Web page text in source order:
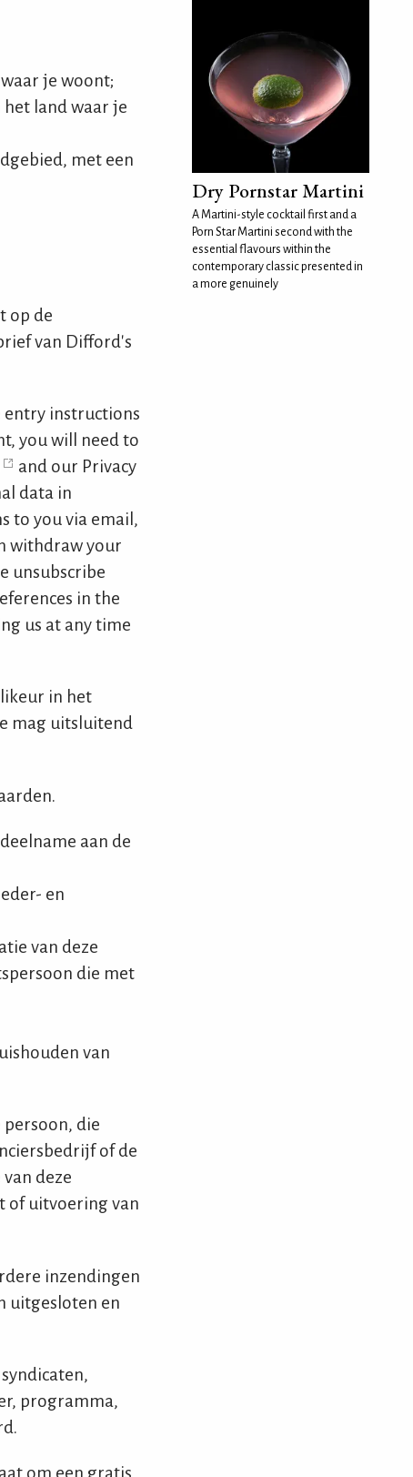
je woont;
land waar je
met een
op de
van Difford's
entry instructions
you will need to
and our Privacy
data in
to you via email,
withdraw your
unsubscribe
in the
us at any time
in het
mag uitsluitend
aan de
en
van deze
die met
van
die
of de
deze
of uitvoering van
inzendingen
uitgesloten en
programma,
om een gratis
Dry Pornstar Martini
A Martini-style cocktail first and a
Porn Star Martini second with the
essential flavours within the
contemporary classic presented in
a more genuinely